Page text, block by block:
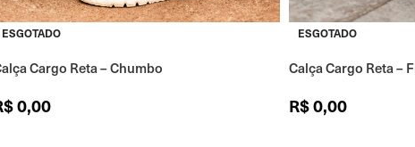
ESGOTADO
Cargo Reta – Chumbo
0,00
ESGOTADO
Calça Cargo Reta –
R$0,00